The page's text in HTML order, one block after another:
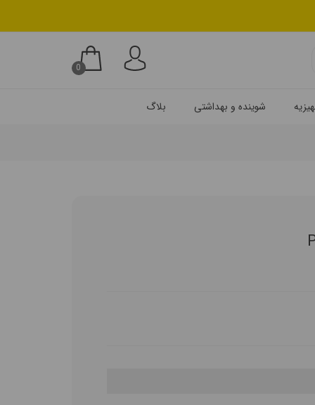
0
شوینده و بهداشتی بلاگ